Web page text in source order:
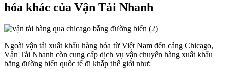
hóa khác của Vận Tải Nhanh
Ngoài vận tải xuất khẩu hàng hóa từ Việt Nam đến cảng Chicago,
Vận Tải Nhanh còn cung cấp dịch vụ vận chuyển hàng xuất khẩu
bằng đường biển quốc tế đi khắp thế giới như: